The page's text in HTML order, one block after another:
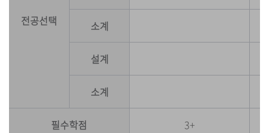
전공선택 소계
설계
소계
필수학점 3+